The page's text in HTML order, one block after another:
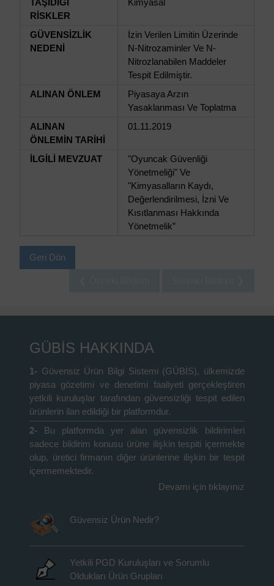
TAŞIDIĞI
RİSKLER
Kimyasal
GÜVENSİZLİK
NEDENİ
İzin Verilen Limitin Üzerinde
N-Nitrozaminler Ve N-
Nitrozlanabilen Maddeler
Tespit Edilmiştir.
ALINAN ÖNLEM
Piyasaya Arzın
Yasaklanması Ve Toplatma
ALINAN
ÖNLEMİN TARİHİ
01.11.2019
İLGİLİ MEVZUAT
"Oyuncak Güvenliği
Yönetmeliği" Ve
"Kimyasalların Kaydı,
Değerlendirilmesi, İzni Ve
Kısıtlanması Hakkında
Yönetmelik”
Geri Dön
GÜBİS HAKKINDA
1- Güvensiz Ürün Bilgi Sistemi (GÜBİS), ülkemizde
piyasa gözetimi ve denetimi faaliyeti gerçekleştiren
yetkili kuruluşlar tarafından güvensizliği tespit edilen
ürünlerin ilan edildiği bir platformdur.
2-
Bu platformda yer alan güvensizlik bildirimleri
sadece bildirim konusu ürüne ilişkin tespiti içermekte
olup, üretici firmanın diğer ürünlerine ilişkin bir tespit
içermemektedir.
Devamı için tıklayınız
Güvensiz Ürün Nedir?
Yetkili PGD Kuruluşları ve Sorumlu
Oldukları Ürün Grupları